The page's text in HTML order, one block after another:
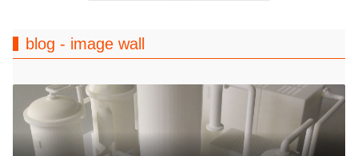
blog - image wall